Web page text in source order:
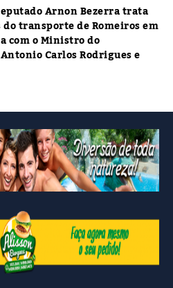
Arnon Bezerra trata
do transporte de Romeiros em
com o Ministro do
Carlos Rodrigues e